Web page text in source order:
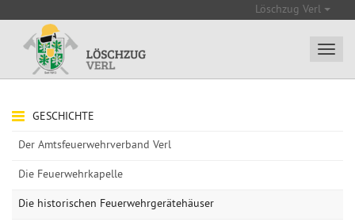
Löschzug Verl
GESCHICHTE
Der Amtsfeuerwehrverband Verl
Die Feuerwehrkapelle
Die historischen Feuerwehrgerätehäuser